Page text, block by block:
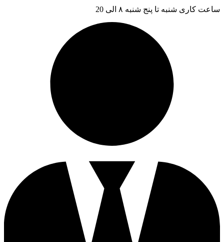
ساعت کاری شنبه تا پنج شنبه ۸ الی 20